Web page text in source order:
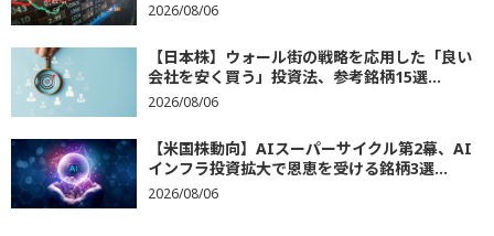
2026/08/06
【日本株】ウォール街の戦略を応用した「良い
会社を安く買う」投資法、参考銘柄15選...
2026/08/06
【米国株動向】AIスーパーサイクル第2幕、AI
インフラ投資拡大で恩恵を受ける銘柄3選...
2026/08/06